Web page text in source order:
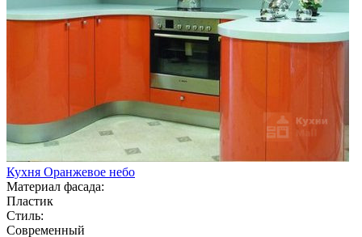
Кухня Оранжевое небо
Материал фасада:
Пластик
Стиль:
Современный